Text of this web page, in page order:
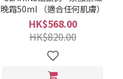
晚霜50ml （適合任何肌膚）
HK$568.00
HK$820.00